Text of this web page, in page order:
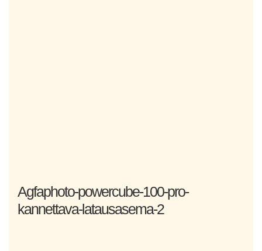
Agfaphoto-powercube-100-pro-
kannettava-latausasema-2